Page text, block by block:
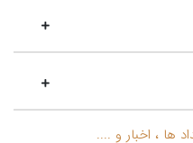
ها ، اخبار و ....